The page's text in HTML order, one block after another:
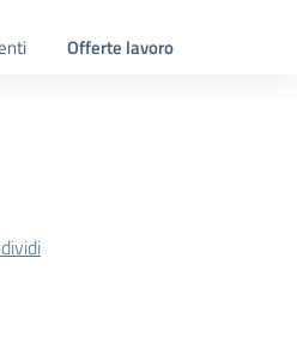
Offerte lavoro